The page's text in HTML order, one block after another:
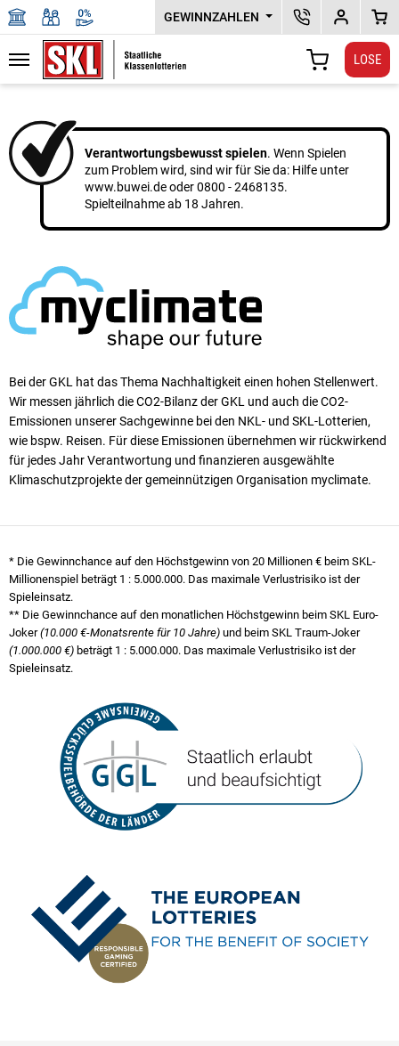
GEWINNZAHLEN
SKL DEPOTPLUS
Navigation
LOSE
Verantwortungsbewusst spielen. Wenn Spielen
zum Problem wird, sind wir für Sie da: Hilfe unter
www.buwei.deoder0800 - 2468135.
Spielteilnahme ab 18 Jahren.
Bei der GKL hat das Thema Nachhaltigkeit einen ho­hen Stellen­wert.
Wir messen jährlich die CO2-Bilanz der GKL und auch die CO2-
Emissionen unserer Sach­ge­winne bei den NKL- und SKL-Lotterien,
wie bspw. Reisen. Für diese Emissionen übernehmen wir rück­wirkend
für jedes Jahr Verantwortung und finanzieren ausgewählte
Klimaschutzprojekte der gemeinnützigen Organisation myclimate.
* Die Gewinnchance auf den Höchstgewinn von 20 Millionen € beim SKL-
Millionenspiel beträgt 1 : 5.000.000. Das maximale Verlustrisiko ist der
Spieleinsatz.
** Die Gewinnchance auf den monatlichen Höchstgewinn beim SKL Euro-
Joker(10.000 €-Monatsrente für 10 Jahre) und beim SKL Traum-Joker
(1.000.000 €) beträgt 1 : 5.000.000. Das maximale Verlustrisiko ist der
Spieleinsatz.